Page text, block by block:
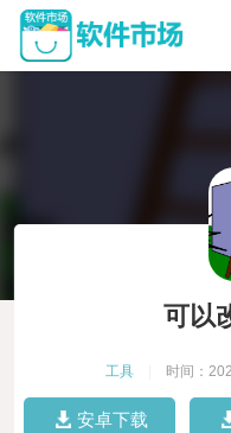
可以
工具 时间：
安卓下载